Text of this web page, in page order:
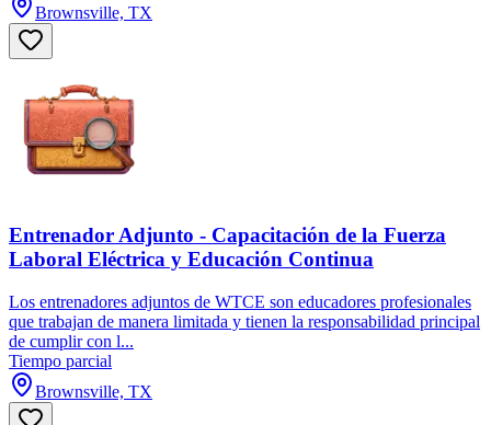
Brownsville, TX
Entrenador Adjunto - Capacitación de la Fuerza
Laboral Eléctrica y Educación Continua
Los entrenadores adjuntos de WTCE son educadores profesionales
que trabajan de manera limitada y tienen la responsabilidad principal
de cumplir con l...
Tiempo parcial
Brownsville, TX